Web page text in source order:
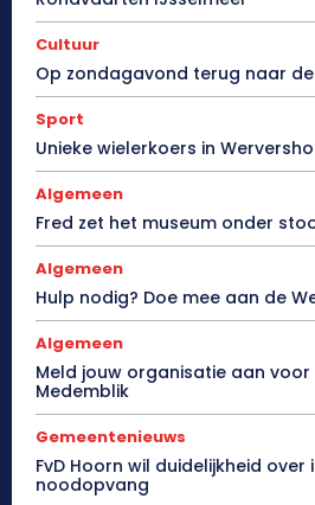
Cultuur
Op zondagavond terug naar de
Sport
Unieke wielerkoers in
Algemeen
Fred zet het museum onder
Algemeen
Hulp nodig? Doe mee aan de
Algemeen
Meld jouw organisatie aan
Medemblik
Gemeentenieuws
FvD Hoorn wil duidelijkheid over
noodopvang